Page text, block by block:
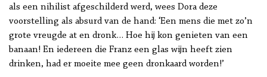
als een nihilist afgeschilderd werd, wees Dora deze
voorstelling als absurd van de hand: ‘Een mens die met zo’n
grote vreugde at en dronk… Hoe hij kon genieten van een
banaan! En iedereen die Franz een glas wijn heeft zien
drinken, had er moeite mee geen dronkaard worden!’